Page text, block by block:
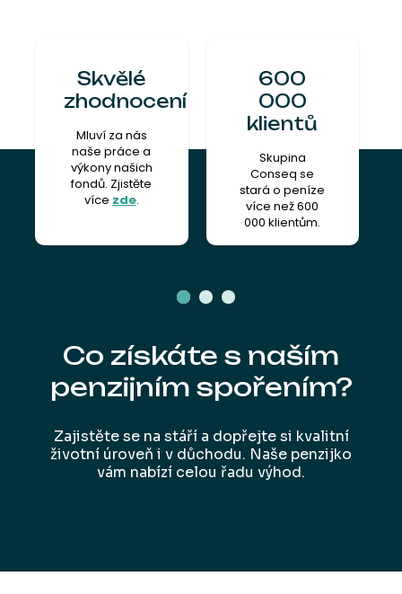
Skvělé
zhodnocení
Mluví za nás
naše práce a
výkony našich
fondů. Zjistěte
více zde.
600
000
klientů
Skupina
Conseq se
stará o peníze
více než 600
000 klientům.
Co získáte s naším
penzijním spořením?
Zajistěte se na stáří a dopřejte si kvalitní
životní úroveň i v důchodu. Naše penzijko
vám nabízí celou řadu výhod.